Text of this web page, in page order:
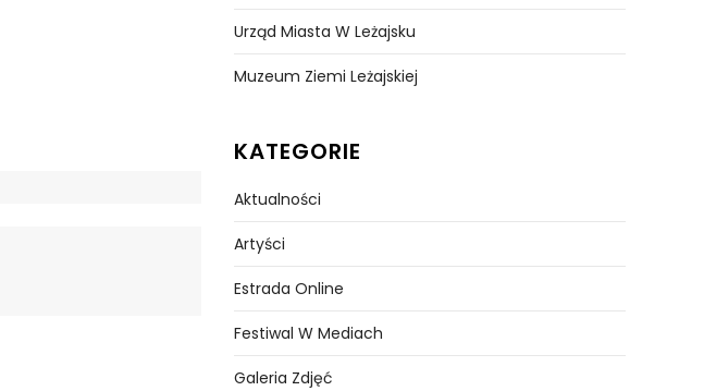
Urząd Miasta W Leżajsku
Muzeum Ziemi Leżajskiej
KATEGORIE
Aktualności
Artyści
Estrada Online
Festiwal W Mediach
Galeria Zdjęć